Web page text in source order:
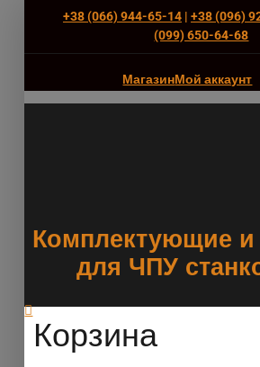
+38 (066) 944-65-14| +38 (096)
(‎099) 650-64-68
МагазинМой аккаунт
Комплектующие и
для ЧПУ
Корзина